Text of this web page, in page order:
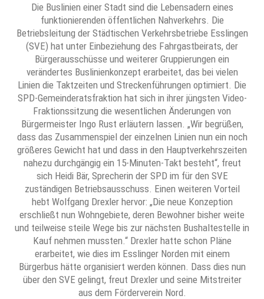
Die Buslinien einer Stadt sind die Lebensadern eines
funktionierenden öffentlichen Nahverkehrs. Die
Betriebsleitung der Städtischen Verkehrsbetriebe Esslingen
(SVE) hat unter Einbeziehung des Fahrgastbeirats, der
Bürgerausschüsse und weiterer Gruppierungen ein
verändertes Buslinienkonzept erarbeitet, das bei vielen
Linien die Taktzeiten und Streckenführungen optimiert. Die
SPD-Gemeinderatsfraktion hat sich in ihrer jüngsten Video-
Fraktionssitzung die wesentlichen Änderungen von
Bürgermeister Ingo Rust erläutern lassen. „Wir begrüßen,
dass das Zusammenspiel der einzelnen Linien nun ein noch
größeres Gewicht hat und dass in den Hauptverkehrszeiten
nahezu durchgängig ein 15-Minuten-Takt besteht“, freut
sich Heidi Bär, Sprecherin der SPD im für den SVE
zuständigen Betriebsausschuss. Einen weiteren Vorteil
hebt Wolfgang Drexler hervor: „Die neue Konzeption
erschließt nun Wohngebiete, deren Bewohner bisher weite
und teilweise steile Wege bis zur nächsten Bushaltestelle in
Kauf nehmen mussten.“ Drexler hatte schon Pläne
erarbeitet, wie dies im Esslinger Norden mit einem
Bürgerbus hätte organisiert werden können. Dass dies nun
über den SVE gelingt, freut Drexler und seine Mitstreiter
aus dem Förderverein Nord.